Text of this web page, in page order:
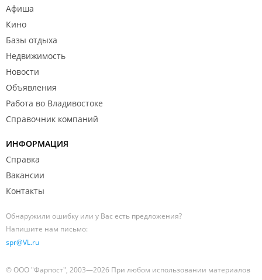
Афиша
Кино
Базы отдыха
Недвижимость
Новости
Объявления
Работа во Владивостоке
Справочник компаний
ИНФОРМАЦИЯ
Справка
Вакансии
Контакты
Обнаружили ошибку или у Вас есть предложения?
Напишите нам письмо:
spr@VL.ru
© ООО "Фарпост", 2003—2026 При любом использовании материалов